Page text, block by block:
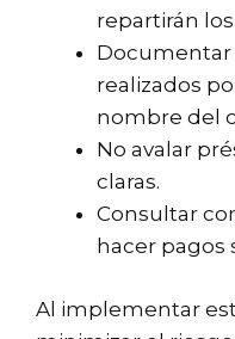
repartirán
Documentar
realizados
nombre del
No avalar
claras.
Consultar
hacer pagos
Al implementar